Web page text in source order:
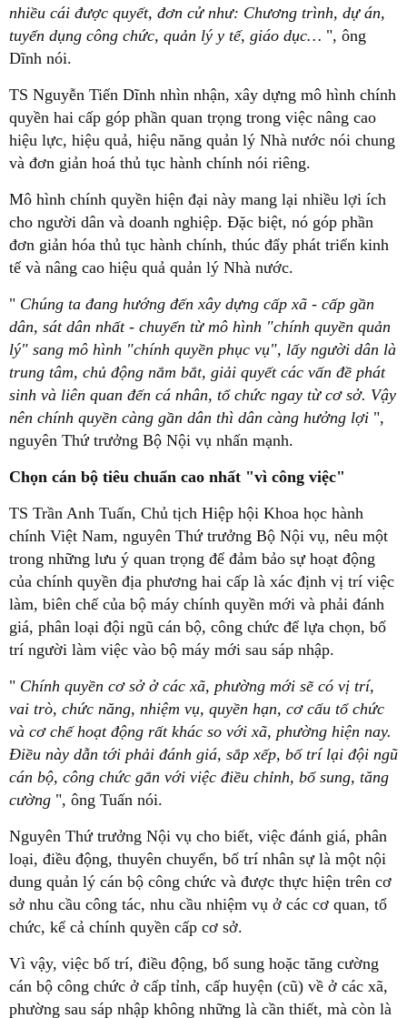
nhiều cái được quyết, đơn cử như: Chương trình, dự án,
tuyển dụng công chức, quản lý y tế, giáo dục… ", ông
Dĩnh nói.
TS Nguyễn Tiến Dĩnh nhìn nhận, xây dựng mô hình chính
quyền hai cấp góp phần quan trọng trong việc nâng cao
hiệu lực, hiệu quả, hiệu năng quản lý Nhà nước nói chung
và đơn giản hoá thủ tục hành chính nói riêng.
Mô hình chính quyền hiện đại này mang lại nhiều lợi ích
cho người dân và doanh nghiệp. Đặc biệt, nó góp phần
đơn giản hóa thủ tục hành chính, thúc đẩy phát triển kinh
tế và nâng cao hiệu quả quản lý Nhà nước.
" Chúng ta đang hướng đến xây dựng cấp xã - cấp gần
dân, sát dân nhất - chuyển từ mô hình "chính quyền quản
lý" sang mô hình "chính quyền phục vụ", lấy người dân là
trung tâm, chủ động nắm bắt, giải quyết các vấn đề phát
sinh và liên quan đến cá nhân, tổ chức ngay từ cơ sở. Vậy
nên chính quyền càng gần dân thì dân càng hưởng lợi ",
nguyên Thứ trưởng Bộ Nội vụ nhấn mạnh.
Chọn cán bộ tiêu chuẩn cao nhất "vì công việc"
TS Trần Anh Tuấn, Chủ tịch Hiệp hội Khoa học hành
chính Việt Nam, nguyên Thứ trưởng Bộ Nội vụ, nêu một
trong những lưu ý quan trọng để đảm bảo sự hoạt động
của chính quyền địa phương hai cấp là xác định vị trí việc
làm, biên chế của bộ máy chính quyền mới và phải đánh
giá, phân loại đội ngũ cán bộ, công chức để lựa chọn, bố
trí người làm việc vào bộ máy mới sau sáp nhập.
" Chính quyền cơ sở ở các xã, phường mới sẽ có vị trí,
vai trò, chức năng, nhiệm vụ, quyền hạn, cơ cấu tổ chức
và cơ chế hoạt động rất khác so với xã, phường hiện nay.
Điều này dẫn tới phải đánh giá, sắp xếp, bố trí lại đội ngũ
cán bộ, công chức gắn với việc điều chỉnh, bổ sung, tăng
cường ", ông Tuấn nói.
Nguyên Thứ trưởng Nội vụ cho biết, việc đánh giá, phân
loại, điều động, thuyên chuyển, bố trí nhân sự là một nội
dung quản lý cán bộ công chức và được thực hiện trên cơ
sở nhu cầu công tác, nhu cầu nhiệm vụ ở các cơ quan, tổ
chức, kể cả chính quyền cấp cơ sở.
Vì vậy, việc bố trí, điều động, bổ sung hoặc tăng cường
cán bộ công chức ở cấp tỉnh, cấp huyện (cũ) về ở các xã,
phường sau sáp nhập không những là cần thiết, mà còn là